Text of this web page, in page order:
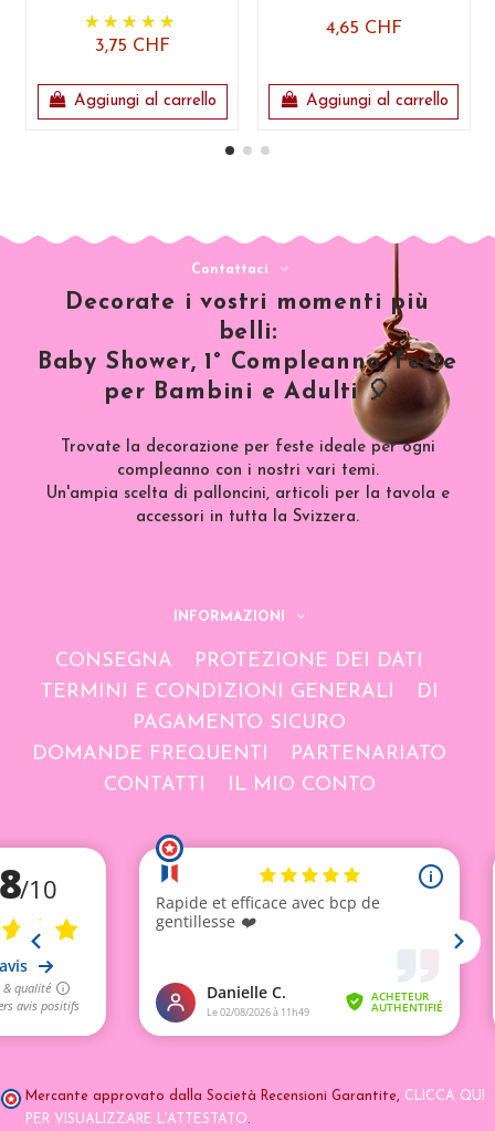
3,75 CHF
Aggiungi al carrello
4,65 CHF
Aggiungi al carrello
Contattaci
Decorate i vostri momenti più
belli:
Baby Shower, 1° Compleanno, Feste
per Bambini e Adulti 🎈
Trovate la decorazione per feste ideale per ogni
compleanno con i nostri vari temi.
Un'ampia scelta di palloncini, articoli per la tavola e
accessori in tutta la Svizzera.
INFORMAZIONI
CONSEGNA
PROTEZIONE DEI DATI
TERMINI E CONDIZIONI GENERALI
DI
PAGAMENTO SICURO
DOMANDE FREQUENTI
PARTENARIATO
CONTATTI
IL MIO CONTO
Mercante approvato dalla Società Recensioni Garantite, CLICCA QUI
PER VISUALIZZARE L'ATTESTATO.